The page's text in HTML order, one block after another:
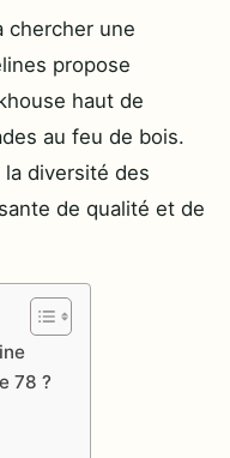
chercher une
propose
haut de
au feu de bois.
diversité des
de qualité et de
78 ?